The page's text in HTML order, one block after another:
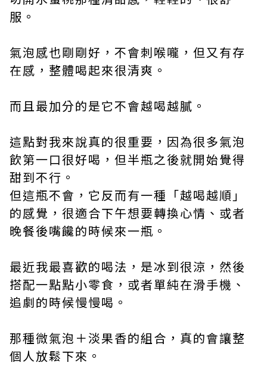
服。
氣泡感也剛剛好，不會刺喉嚨，但又有存
在感，整體喝起來很清爽。
而且最加分的是它不會越喝越膩。
這點對我來說真的很重要，因為很多氣泡
飲第一口很好喝，但半瓶之後就開始覺得
甜到不行。
但這瓶不會，它反而有一種「越喝越順」
的感覺，很適合下午想要轉換心情、或者
晚餐後嘴饞的時候來一瓶。
最近我最喜歡的喝法，是冰到很涼，然後
搭配一點點小零食，或者單純在滑手機、
追劇的時候慢慢喝。
那種微氣泡＋淡果香的組合，真的會讓整
個人放鬆下來。